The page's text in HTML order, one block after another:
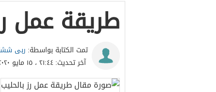
طريقة عمل
تمت الكتابة بواسطة: ربى
آخر تحديث:٢١:٤٤ ، ١٥ مايو ٢٠٢٠